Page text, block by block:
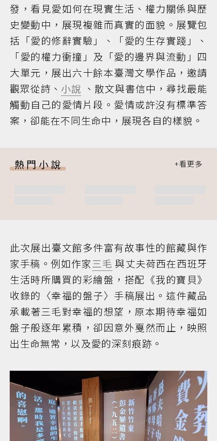
發，看見愛如何在現實生活、權力關係與歷
史變動中，展現複雜而真實的面貌。展覽包
括「愛的修辭實驗」、「愛的生存實踐」、
「愛的權力衝撞」及「愛的邊界與流動」四
大單元，展出六十餘本臺灣文學作品，邀請
觀眾從詩、 小說 、散文與書信中，尋找最能
觸動自己的愛情片段。愛情或許沒有標準答
案，卻能在不同生命中，展現各自的樣貌。
熱門小說
此次展出臺文館多件富有故事性的館藏與作
家手稿。例如作家三毛 與丈夫荷西在西班牙
生活時所購買的彩繪盤，搭配《我的寶貝》
收錄的〈幸福的盤子〉手稿展出。這件藏品
承載著三毛對幸福的想望，原本期待幸福如
盤子般逐年累積，卻因意外戛然而止，映照
出生命無常，以及愛的深刻痕跡。